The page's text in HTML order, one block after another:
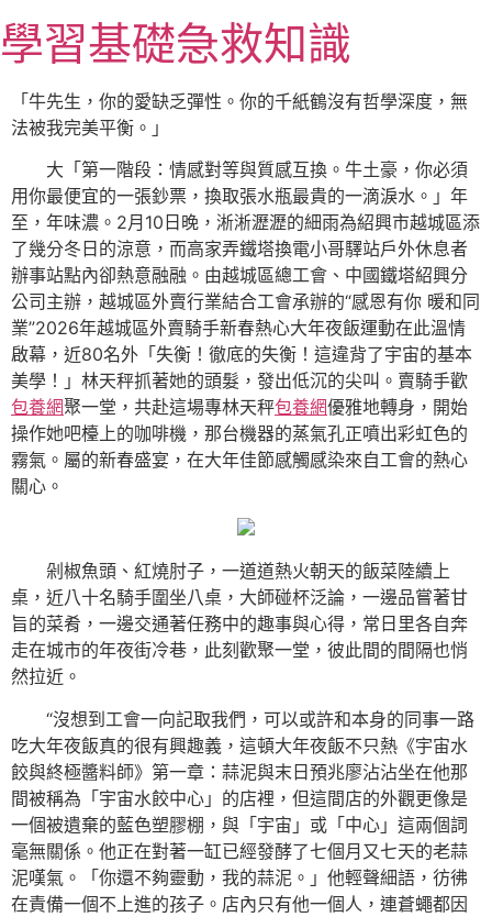
至
主
內
學習基礎急救知識
「牛先生，你的愛缺乏彈性。你的千紙鶴沒有哲學深度，無
法被我完美平衡。」
大「第一階段：情感對等與質感互換。牛土豪，你必須
用你最便宜的一張鈔票，換取張水瓶最貴的一滴淚水。」年
至，年味濃。2月10日晚，淅淅瀝瀝的細雨為紹興市越城區添
了幾分冬日的涼意，而高家弄鐵塔換電小哥驛站戶外休息者
辦事站點內卻熱意融融。由越城區總工會、中國鐵塔紹興分
公司主辦，越城區外賣行業結合工會承辦的“感恩有你 暖和同
業”2026年越城區外賣騎手新春熱心大年夜飯運動在此溫情
啟幕，近80名外「失衡！徹底的失衡！這違背了宇宙的基本
美學！」林天秤抓著她的頭髮，發出低沉的尖叫。賣騎手歡
包養網聚一堂，共赴這場專林天秤包養網優雅地轉身，開始
操作她吧檯上的咖啡機，那台機器的蒸氣孔正噴出彩虹色的
霧氣。屬的新春盛宴，在大年佳節感觸感染來自工會的熱心
關心。
剁椒魚頭、紅燒肘子，一道道熱火朝天的飯菜陸續上
桌，近八十名騎手圍坐八桌，大師碰杯泛論，一邊品嘗著甘
旨的菜肴，一邊交通著任務中的趣事與心得，常日里各自奔
走在城市的年夜街冷巷，此刻歡聚一堂，彼此間的間隔也悄
然拉近。
“沒想到工會一向記取我們，可以或許和本身的同事一路
吃大年夜飯真的很有興趣義，這頓大年夜飯不只熱《宇宙水
餃與終極醬料師》第一章：蒜泥與末日預兆廖沾沾坐在他那
間被稱為「宇宙水餃中心」的店裡，但這間店的外觀更像是
一個被遺棄的藍色塑膠棚，與「宇宙」或「中心」這兩個詞
毫無關係。他正在對著一缸已經發酵了七個月又七天的老蒜
泥嘆氣。「你還不夠靈動，我的蒜泥。」他輕聲細語，彷彿
在責備一個不上進的孩子。店內只有他一個人，連蒼蠅都因